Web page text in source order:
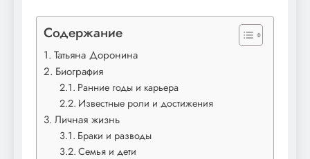
Содержание
Татьяна Доронина
Биография
Ранние годы и карьера
Известные роли и достижения
Личная жизнь
Браки и разводы
Семья и дети